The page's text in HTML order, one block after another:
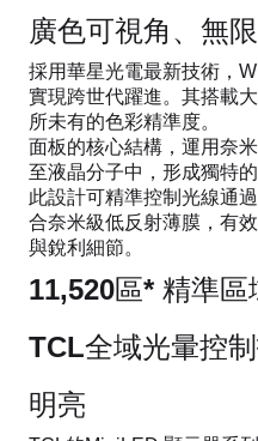
廣色可視角、無
採用華星光電最新技術，
實現跨世代躍進。其搭載
所未有的色彩精準度。
面板的核心結構，運用奈
至液晶分子中，形成獨特的
此設計可精準控制光線通
合奈米級低反射薄膜，有
與銳利細節。
11,520區* 精準區
TCL全域光暈控
明亮